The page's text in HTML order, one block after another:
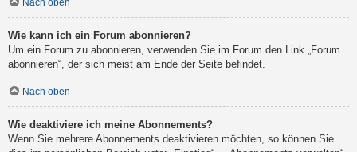
Wie kann ich ein Forum abonnieren?
Um ein Forum zu abonnieren, verwenden Sie im Forum den Link „Forum
abonnieren“, der sich meist am Ende der Seite befindet.
Nach oben
Wie deaktiviere ich meine Abonnements?
Wenn Sie mehrere Abonnements deaktivieren möchten, so können Sie